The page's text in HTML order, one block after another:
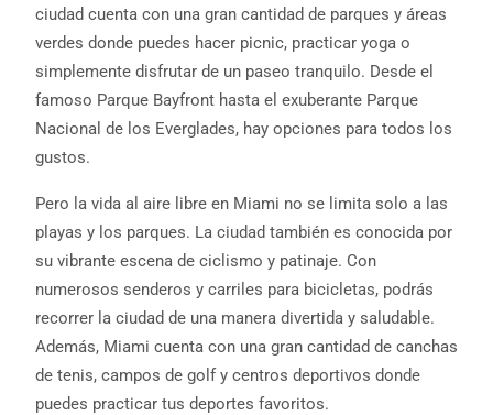
ciudad cuenta con una gran cantidad de parques y áreas
verdes donde puedes hacer picnic, practicar yoga o
simplemente disfrutar de un paseo tranquilo. Desde el
famoso Parque Bayfront hasta el exuberante Parque
Nacional de los Everglades, hay opciones para todos los
gustos.
Pero la vida al aire libre en Miami no se limita solo a las
playas y los parques. La ciudad también es conocida por
su vibrante escena de ciclismo y patinaje. Con
numerosos senderos y carriles para bicicletas, podrás
recorrer la ciudad de una manera divertida y saludable.
Además, Miami cuenta con una gran cantidad de canchas
de tenis, campos de golf y centros deportivos donde
puedes practicar tus deportes favoritos.